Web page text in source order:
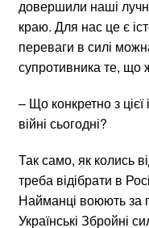
довершили наші
краю. Для нас це є
переваги в силі
супротивника те, що
– Що конкретно з
війні сьогодні?
Так само, як колись
треба відібрати в
Найманці воюють за
Українські Збройні